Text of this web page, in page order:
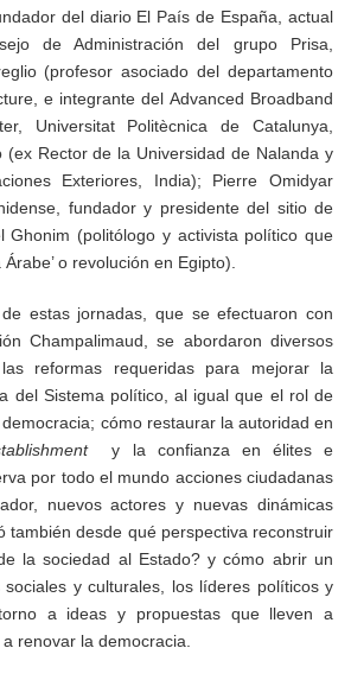
del diario El País de España, actual
de Administración del grupo Prisa,
(profesor asociado del departamento
e integrante del Advanced Broadband
Universitat Politècnica de Catalunya,
(ex Rector de la Universidad de Nalanda y
Exteriores, India); Pierre Omidyar
fundador y presidente del sitio de
Ghonim (politólogo y activista político que
o revolución en Egipto).
estas jornadas, que se efectuaron con
Champalimaud,
se abordaron diversos
reformas requeridas para mejorar la
del Sistema político, al igual que el rol de
cómo restaurar la autoridad en
y la confianza en élites e
por todo el mundo acciones ciudadanas
nuevos actores y nuevas dinámicas
también desde qué perspectiva reconstruir
la sociedad al Estado? y cómo abrir un
y culturales, los líderes políticos y
a ideas y propuestas que lleven a
renovar la democracia.